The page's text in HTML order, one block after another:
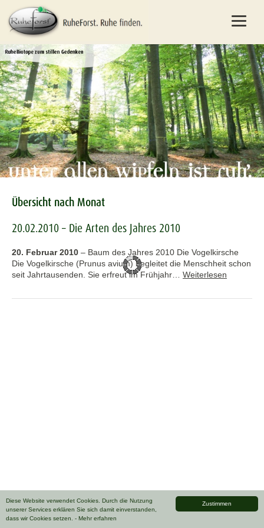
Zustimmen
Diese Website verwendet Cookies. Durch die Nutzung
unserer Services erklären Sie sich damit einverstanden,
dass wir Cookies setzen. - Mehr erfahren
Übersicht nach Monat
20.02.2010 – Die Arten des Jahres 2010
20. Februar 2010 – Baum des Jahres 2010 Die Vogelkirsche
Die Vogelkirsche (Prunus avium) begleitet die Menschheit schon
seit Jahrtausenden. Sie erfreut im Frühjahr… Weiterlesen